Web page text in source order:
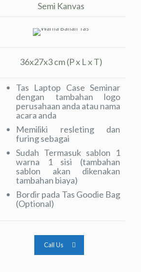
Semi Kanvas
36x27x3 cm (P x L x T)
Tas Laptop Case Seminar
dengan tambahan logo
perusahaan anda atau nama
acara anda
Memiliki resleting dan
furing sebagai
Sudah Termasuk sablon 1
warna 1 sisi (tambahan
sablon akan dikenakan
tambahan biaya)
Bordir pada Tas Goodie Bag
(Optional)
Call Us